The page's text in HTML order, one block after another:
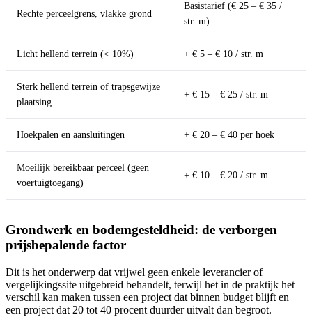
Rechte perceelgrens, vlakke grond
Basistarief (€ 25 – € 35 /
str. m)
Licht hellend terrein (< 10%) + € 5 – € 10 / str. m
Sterk hellend terrein of trapsgewijze
plaatsing
+ € 15 – € 25 / str. m
Hoekpalen en aansluitingen + € 20 – € 40 per hoek
Moeilijk bereikbaar perceel (geen
voertuigtoegang)
+ € 10 – € 20 / str. m
Grondwerk en bodemgesteldheid: de verborgen
prijsbepalende factor
Dit is het onderwerp dat vrijwel geen enkele leverancier of
vergelijkingssite uitgebreid behandelt, terwijl het in de praktijk het
verschil kan maken tussen een project dat binnen budget blijft en
een project dat 20 tot 40 procent duurder uitvalt dan begroot.